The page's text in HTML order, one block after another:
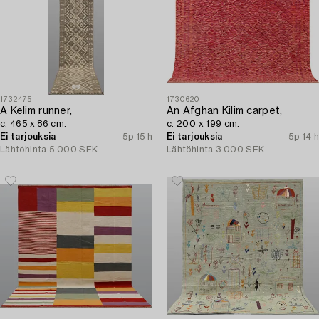
1732475
A Kelim runner,
c. 465 x 86 cm.
Ei tarjouksia
5p 15 h
Lähtöhinta 5 000 SEK
1730620
An Afghan Kilim carpet,
c. 200 x 199 cm.
Ei tarjouksia
5p 14 h
Lähtöhinta 3 000 SEK